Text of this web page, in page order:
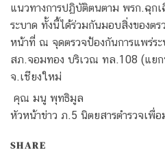
แนวทางการปฏิบัติตนตาม พรก.ฉุก
ระบาด ทั้งนี้ได้ร่วมกันมอบสิ่งของตร
หน้าที่ ณ จุดตรวจป้องกันการแพร่ระ
สภ.จอมทอง บริเวณ ทล.108 (แยก
จ.เชียงใหม่
คุณ มนู พุทธิมูล
หัวหน้าข่าว ภ.5 นิตยสารตำรวจเพื่อ
SHARE